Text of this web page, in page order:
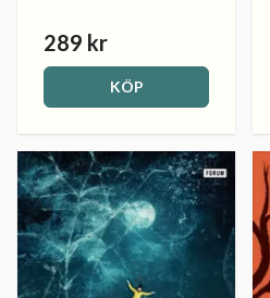
289 kr
KÖP